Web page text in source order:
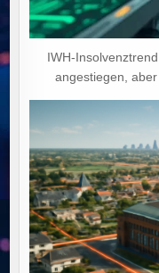
IWH-
angestiegen,